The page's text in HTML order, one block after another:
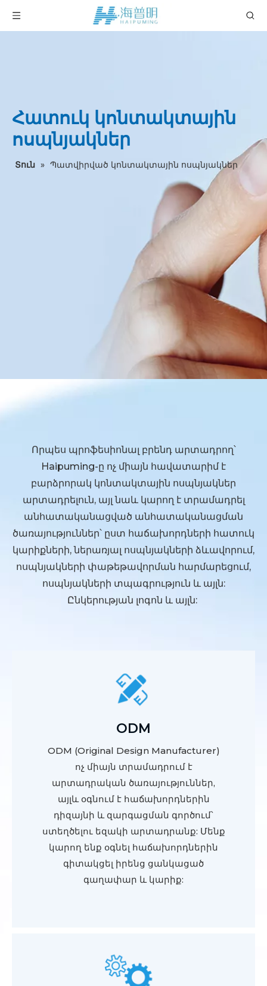
Հատուկ կոնտակտային
ոսպնյակներ
Տուն » Պատվիրված կոնտակտային ոսպնյակներ
Որպես պրոֆեսիոնալ բրենդ արտադրող՝
Haipuming-ը ոչ միայն հավատարիմ է
բարձրորակ կոնտակտային ոսպնյակներ
արտադրելուն, այլ նաև կարող է տրամադրել
անհատականացված անհատականացման
ծառայություններ՝ ըստ հաճախորդների հատուկ
կարիքների, ներառյալ ոսպնյակների ձևավորում,
ոսպնյակների փաթեթավորման հարմարեցում,
ոսպնյակների տպագրություն և այլն:
Ընկերության լոգոն և այլն:
ODM
ODM (Original Design Manufacturer)
ոչ միայն տրամադրում է
արտադրական ծառայություններ,
այլև օգնում է հաճախորդներին
դիզայնի և զարգացման գործում՝
ստեղծելու եզակի արտադրանք: Մենք
կարող ենք օգնել հաճախորդներին
գիտակցել իրենց ցանկացած
գաղափար և կարիք: